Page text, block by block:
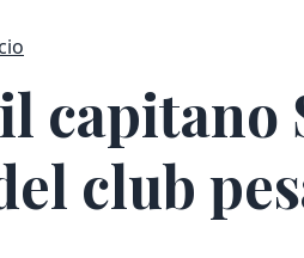
capitano
club